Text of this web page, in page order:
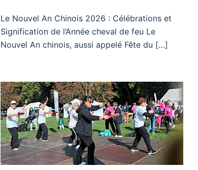
Le Nouvel An Chinois 2026 : Célébrations et
Signification de l’Année cheval de feu Le
Nouvel An chinois, aussi appelé Fête du […]